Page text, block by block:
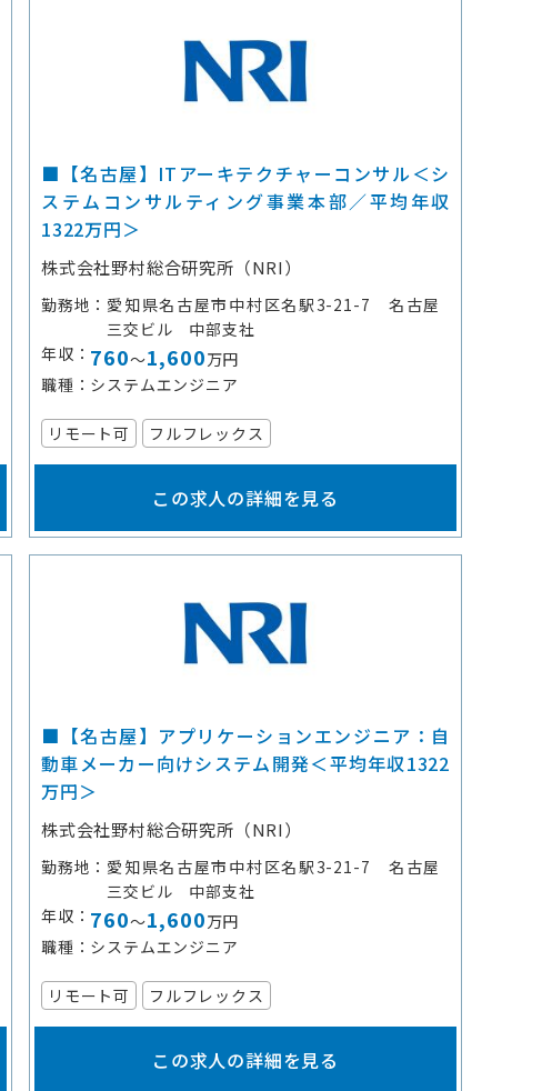
■【名古屋】ITアーキテクチャーコンサル＜シ
ステムコンサルティング事業本部／平均年収
1322万円＞
株式会社野村総合研究所（NRI）
勤務地
愛知県名古屋市中村区名駅3-21-7 名古屋
三交ビル 中部支社
年収
760～1,600万円
職種
システムエンジニア
リモート可 フルフレックス
この求人の詳細を見る
■【名古屋】アプリケーションエンジニア：自
動車メーカー向けシステム開発＜平均年収1322
万円＞
株式会社野村総合研究所（NRI）
勤務地
愛知県名古屋市中村区名駅3-21-7 名古屋
三交ビル 中部支社
年収
760～1,600万円
職種
システムエンジニア
リモート可 フルフレックス
この求人の詳細を見る